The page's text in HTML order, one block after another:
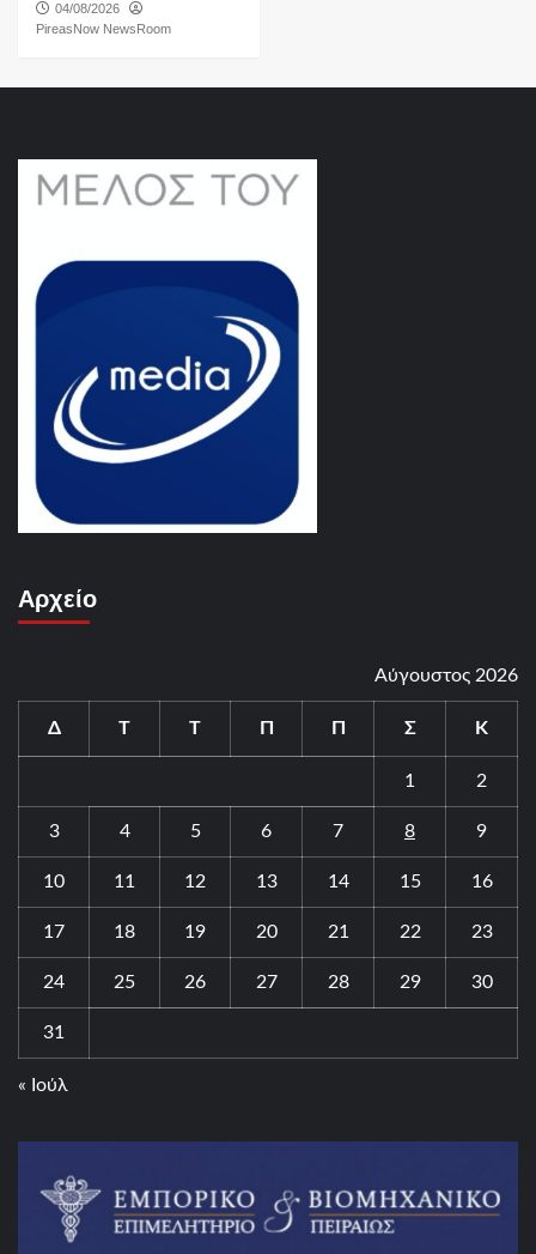
04/08/2026
PireasNow NewsRoom
Αρχείο
Αύγουστος 2026
Δ Τ Τ Π Π Σ Κ
1 2
3 4 5 6 7 8 9
10 11 12 13 14 15 16
17 18 19 20 21 22 23
24 25 26 27 28 29 30
31
« Ιούλ